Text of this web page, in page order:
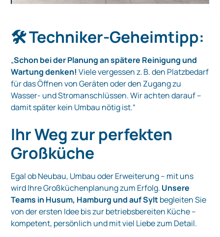
🛠️ Techniker-Geheimtipp:
„Schon bei der Planung an spätere Reinigung und
Wartung denken! Viele vergessen z. B. den Platzbedarf
für das Öffnen von Geräten oder den Zugang zu
Wasser- und Stromanschlüssen. Wir achten darauf –
damit später kein Umbau nötig ist.“
Ihr Weg zur perfekten
Großküche
Egal ob Neubau, Umbau oder Erweiterung – mit uns
wird Ihre Großküchenplanung zum Erfolg. Unsere
Teams in Husum, Hamburg und auf Syltbegleiten Sie
von der ersten Idee bis zur betriebsbereiten Küche –
kompetent, persönlich und mit viel Liebe zum Detail.